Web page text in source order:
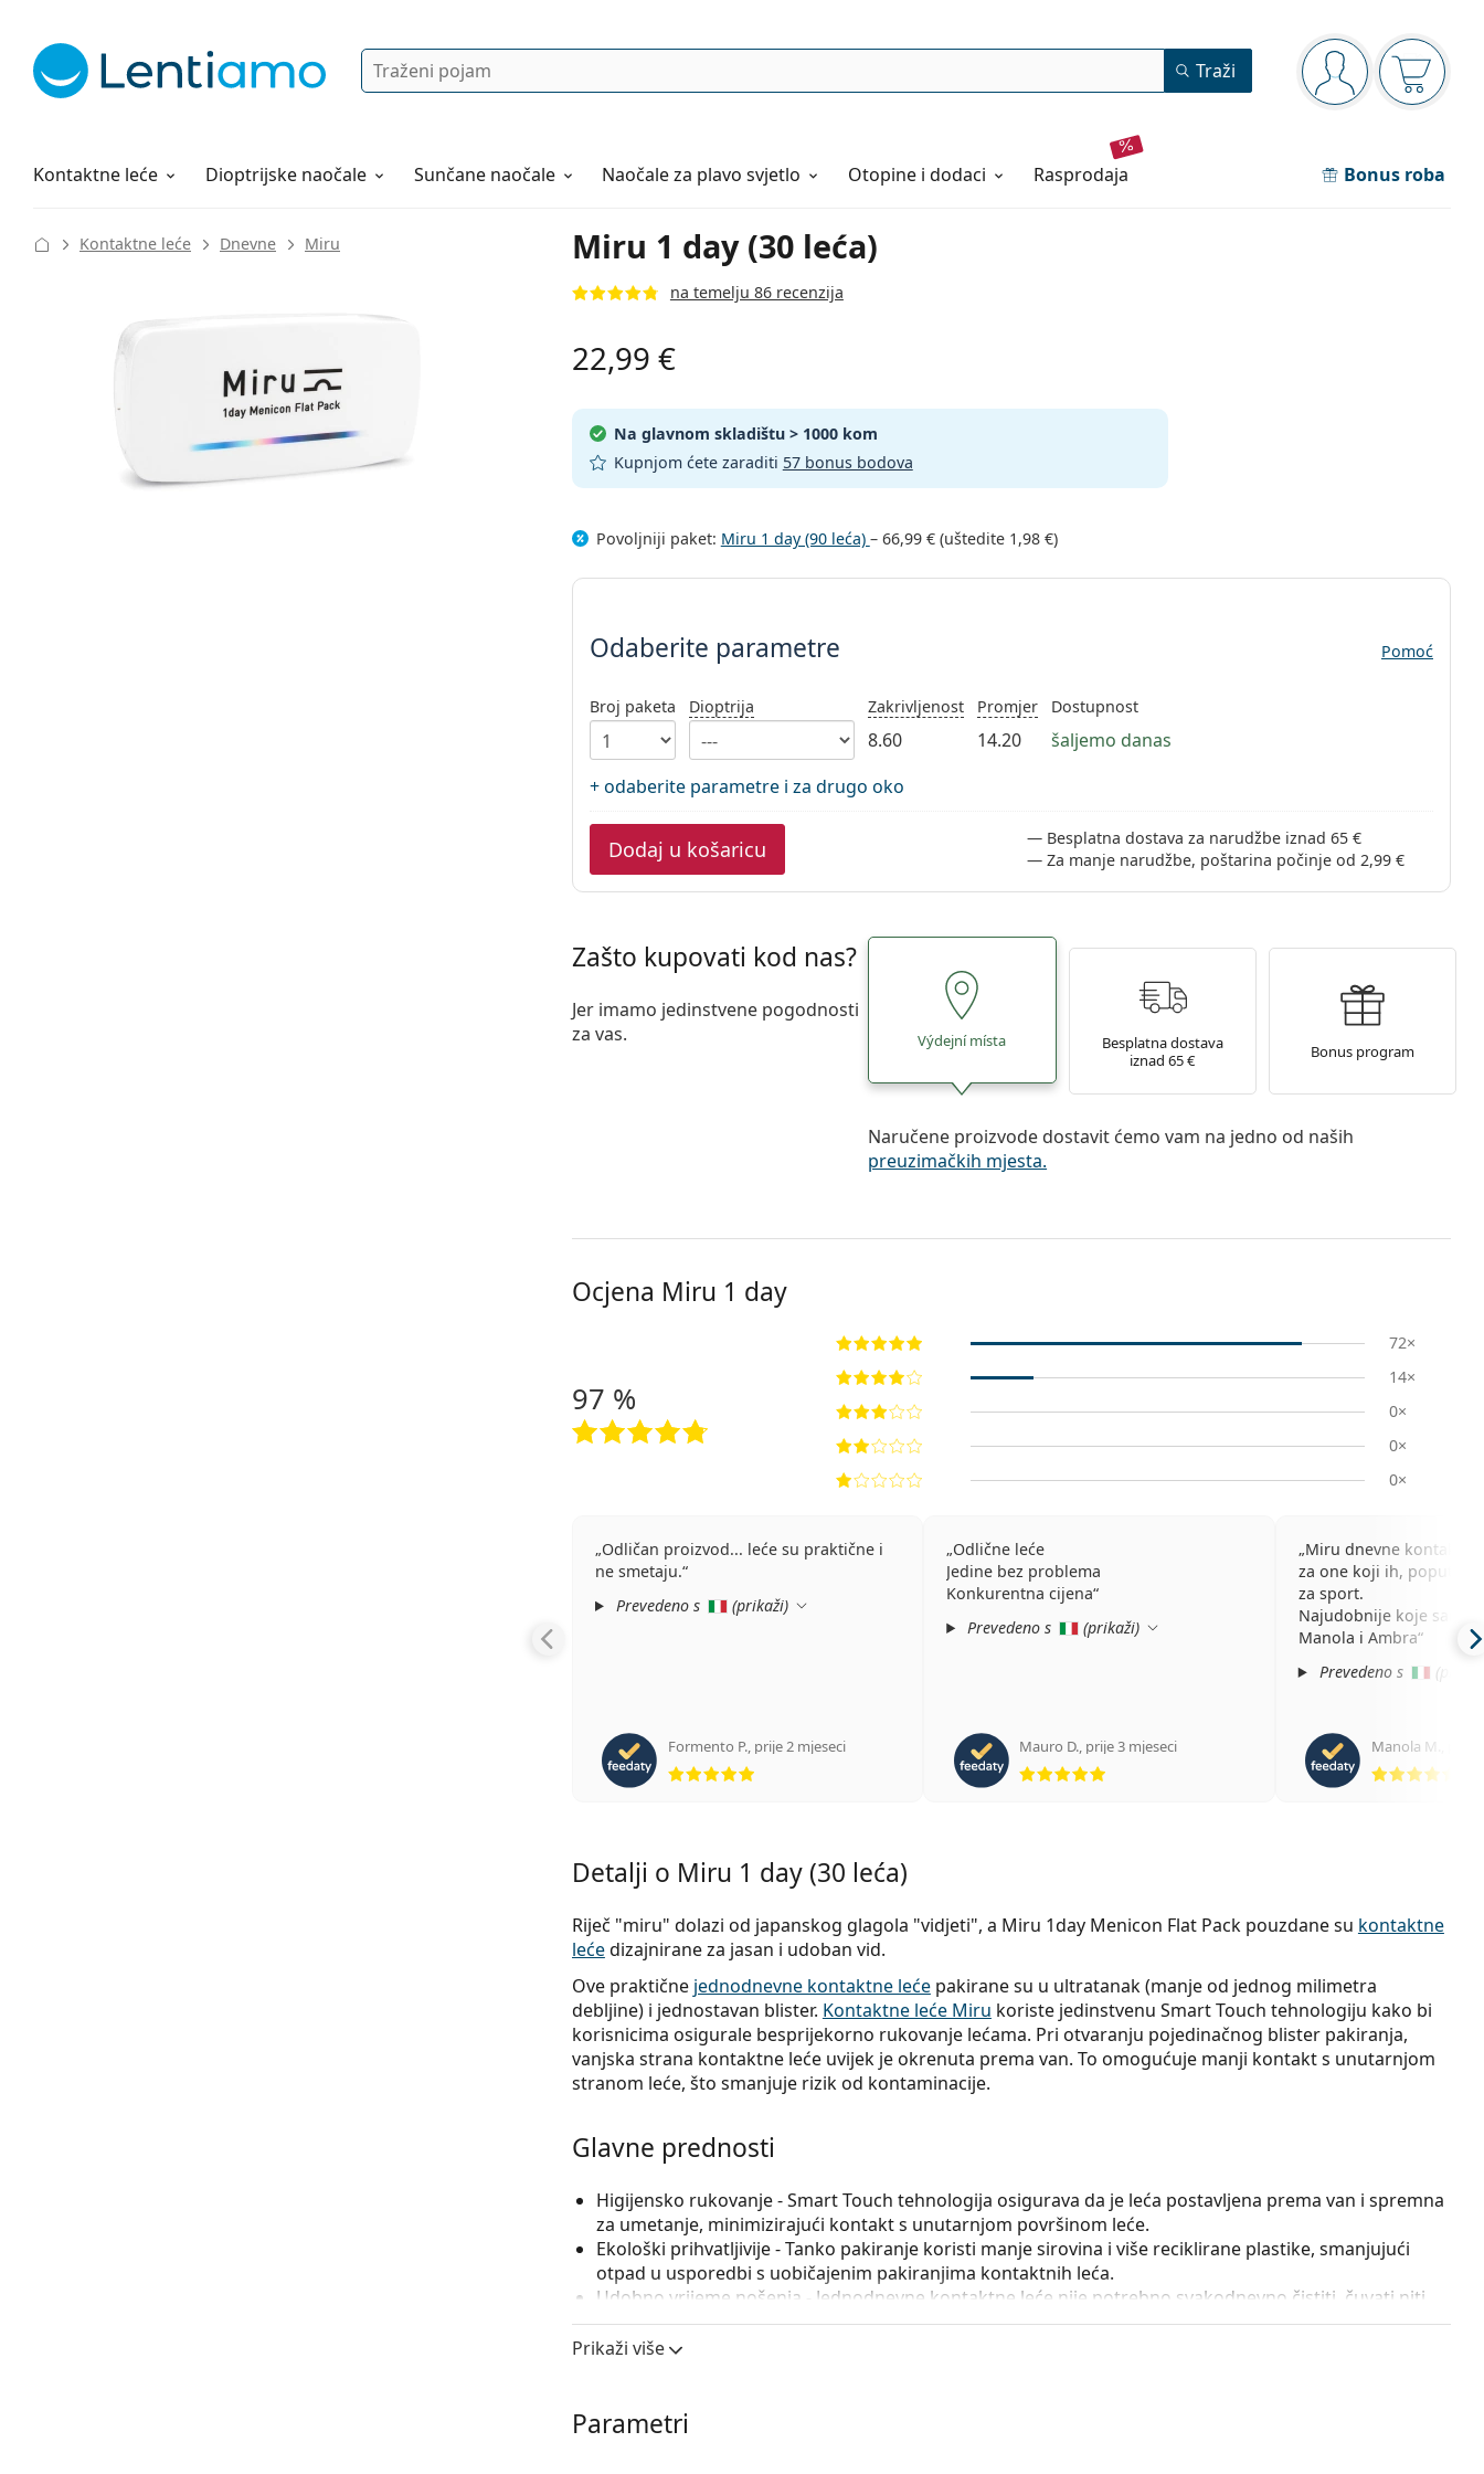
Navigacijska ploča
ste prijavljeni
Pretraga Traži
Kontaktne leće
Otopine za leće Dioptrijske naočale Sunčane naočale Naočaleza plavo svjetlo Otopine i dodaci rasprodaja Bonus roba
Sve o kupovini
Miru 1 day (30 leća)
na temelju 86 recenzija
Kontaktne leće Dnevne Miru
22,99 €
Na glavnom skladištu > 1000 kom
Kupnjom ćete zaraditi 57 bonus bodova
Povoljniji paket: Miru 1 day (90 leća) – 66,99 €(uštedite 1,98 €)
Odaberite parametre
Odaberite parametre Pomoć
Broj paketa Dioptrija Zakrivljenost
8.60
Promjer
14.20
Dostupnost
šaljemo danas
+ odaberite parametre i za drugo oko
Dodaj u košaricu
Besplatna dostava za narudžbe iznad 65 €
Za manje narudžbe, poštarina počinje od 2,99 €
Zašto kupovati kod nas?
Jer imamo jedinstvene pogodnosti
za vas.
Výdejní místa
Besplatna dostava
iznad 65 €
Bonus program
Naručene proizvode dostavit ćemo vam na jedno od naših
preuzimačkih mjesta.
Ocjena Miru 1 day
97 %
72×
14×
0×
0×
0×
Odličan proizvod... leće su praktične i
ne smetaju.
Prevedeno s
(prikaži)
Formento P., prije 2 mjeseci
ocjena 5 od 5
Odlične leće
Jedine bez problema
Konkurentna cijena
Prevedeno s
(prikaži)
Mauro D., prije 3 mjeseci
ocjena 5 od 5
Miru dnevne
za one koji ih, poput
za sport.
Najudobnije koje sam
Manola i Ambra
Prevedeno s
(
Manola M.
Detalji o Miru 1 day (30 leća)
Riječ "miru" dolazi od japanskog glagola "vidjeti", a Miru 1day Menicon Flat Pack pouzdane su kontaktne
lećedizajnirane za jasan i udoban vid.
Ove praktične jednodnevne kontaktne lećepakirane su u ultratanak (manje od jednog milimetra
debljine) i jednostavan blister. Kontaktne leće Miru koriste jedinstvenu Smart Touch tehnologiju kako bi
korisnicima osigurale besprijekorno rukovanje lećama. Pri otvaranju pojedinačnog blister pakiranja,
vanjska strana kontaktne leće uvijek je okrenuta prema van. To omogućuje manji kontakt s unutarnjom
stranom leće, što smanjuje rizik od kontaminacije.
Glavne prednosti
Higijensko rukovanje- Smart Touch tehnologija osigurava da je leća postavljena prema van i spremna
za umetanje, minimizirajući kontakt s unutarnjom površinom leće.
Ekološki prihvatljivije- Tanko pakiranje koristi manje sirovina i više reciklirane plastike, smanjujući
otpad u usporedbi s uobičajenim pakiranjima kontaktnih leća.
Udobno vrijeme nošenja
- Jednodnevne kontaktne leće nije potrebno svakodnevno čistiti, čuvati niti
održavati.
Miru 1day Flat Pack udobne su i ekološki prihvatljivije jednodnevne kontaktne leće za osobe koje traže
Prikaži više
Parametri